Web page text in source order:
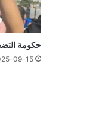
حكومة
09-15